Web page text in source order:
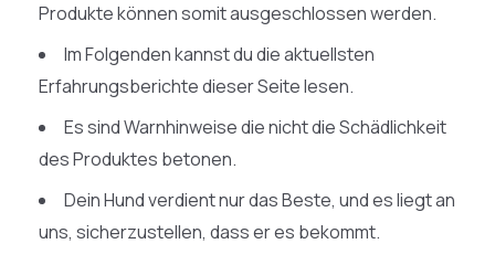
Produkte können somit ausgeschlossen werden.
Im Folgenden kannst du die aktuellsten
Erfahrungsberichte dieser Seite lesen.
Es sind Warnhinweise die nicht die Schädlichkeit
des Produktes betonen.
Dein Hund verdient nur das Beste, und es liegt an
uns, sicherzustellen, dass er es bekommt.